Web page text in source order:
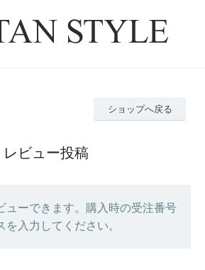
ショップへ戻る
レビュー投稿
ューできます。購入時の受注番号
を入力してください。